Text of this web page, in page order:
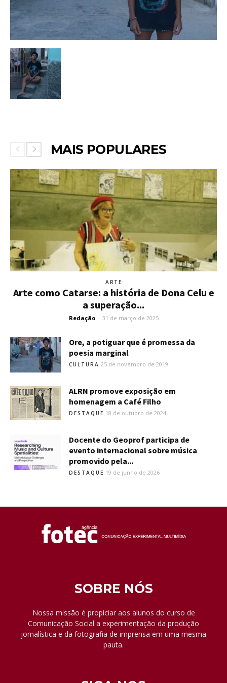
MAIS POPULARES
ARTE
Arte como Catarse: a história de Dona Celu e
a superação...
Redação - 31 de março de 2025
Ore, a potiguar que é promessa da
poesia marginal
CULTURA 25 de novembro de 2019
ALRN promove exposição em
homenagem a Café Filho
DESTAQUE 18 de outubro de 2024
Docente do Geoprof participa de
evento internacional sobre música
promovido pela...
DESTAQUE 19 de junho de 2026
SOBRE NÓS
Nossa missão é propiciar aos alunos do curso de
Comunicação Social a experimentação da produção
jornalística e da fotografia de imprensa em uma mesma
pauta.